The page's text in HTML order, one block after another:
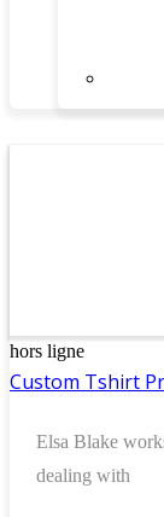
hors ligne
Custom Tshirt
Elsa Blake
dealing with